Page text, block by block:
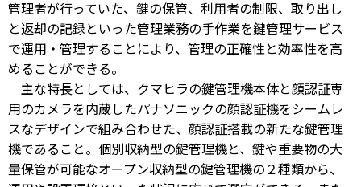
管理者が行っていた、鍵の保管、利用者の制限、取り出し
と返却の記録といった管理業務の手作業を鍵管理サービス
で運用・管理することにより、管理の正確性と効率性を高
めることができる。
主な特長としては、クマヒラの鍵管理機本体と顔認証専
用のカメラを内蔵したパナソニックの顔認証機をシームレ
スなデザインで組み合わせた、顔認証搭載の新たな鍵管理
機であること。個別収納型の鍵管理機と、鍵や重要物の大
量保管が可能なオープン収納型の鍵管理機の２種類から、